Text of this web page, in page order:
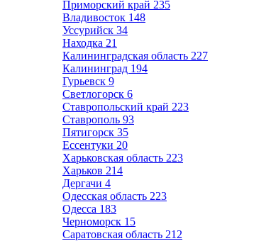
Приморский край 235
Владивосток 148
Уссурийск 34
Находка 21
Калининградская область 227
Калининград 194
Гурьевск 9
Светлогорск 6
Ставропольский край 223
Ставрополь 93
Пятигорск 35
Ессентуки 20
Харьковская область 223
Харьков 214
Дергачи 4
Одесская область 223
Одесса 183
Черноморск 15
Саратовская область 212